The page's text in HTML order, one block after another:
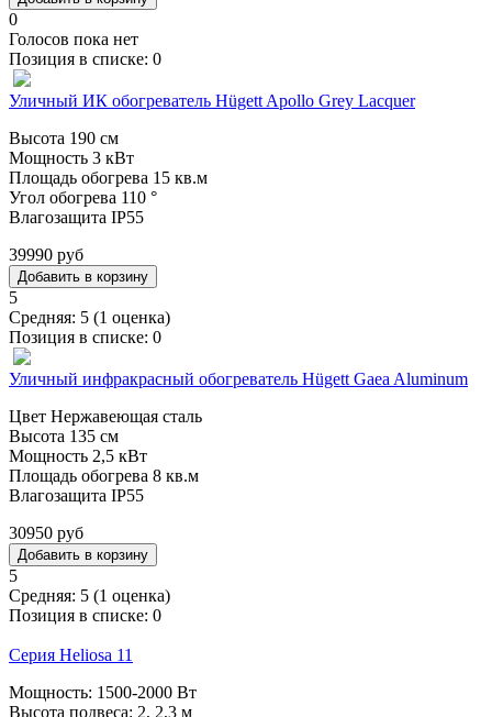
0
Голосов пока нет
Позиция в списке: 0
Уличный ИК обогреватель Hügett Apollo Grey Lacquer
Высота 190 см
Мощность 3 кВт
Площадь обогрева 15 кв.м
Угол обогрева 110 °
Влагозащита IP55
39990 руб
5
Средняя: 5 (1 оценка)
Позиция в списке: 0
Уличный инфракрасный обогреватель Hügett Gaea Aluminum
Цвет Нержавеющая сталь
Высота 135 см
Мощность 2,5 кВт
Площадь обогрева 8 кв.м
Влагозащита IP55
30950 руб
5
Средняя: 5 (1 оценка)
Позиция в списке: 0
Серия Heliosa 11
Мощность: 1500-2000 Вт
Высота подвеса: 2, 2,3 м